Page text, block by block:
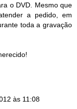
o DVD. Mesmo que
a pedido, em
toda a gravação
às 11:08